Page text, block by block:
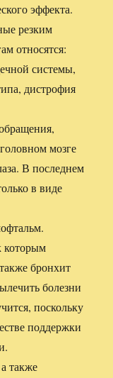
эффекта.
резким
относятся:
системы,
дистрофия
мозге
В последнем
в виде
которым
бронхит
болезни
поскольку
поддержки
также